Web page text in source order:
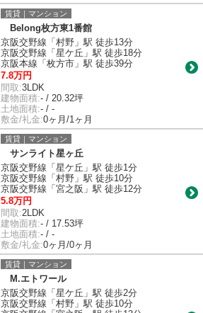
賃貸｜マンション
Belong枚方東1番館
京阪交野線「村野」駅 徒歩13分
京阪交野線「星ケ丘」駅 徒歩18分
京阪本線「枚方市」駅 徒歩39分
7.8万円
間取:3LDK
建物面積:- / 20.32坪
土地面積:- / -
敷金/礼金:0ヶ月/1ヶ月
賃貸｜マンション
サンライト星ヶ丘
京阪交野線「星ケ丘」駅 徒歩1分
京阪交野線「村野」駅 徒歩10分
京阪交野線「宮之阪」駅 徒歩12分
5.8万円
間取:2LDK
建物面積:- / 17.53坪
土地面積:- / -
敷金/礼金:0ヶ月/0ヶ月
賃貸｜マンション
M.エトワール
京阪交野線「星ケ丘」駅 徒歩2分
京阪交野線「村野」駅 徒歩10分